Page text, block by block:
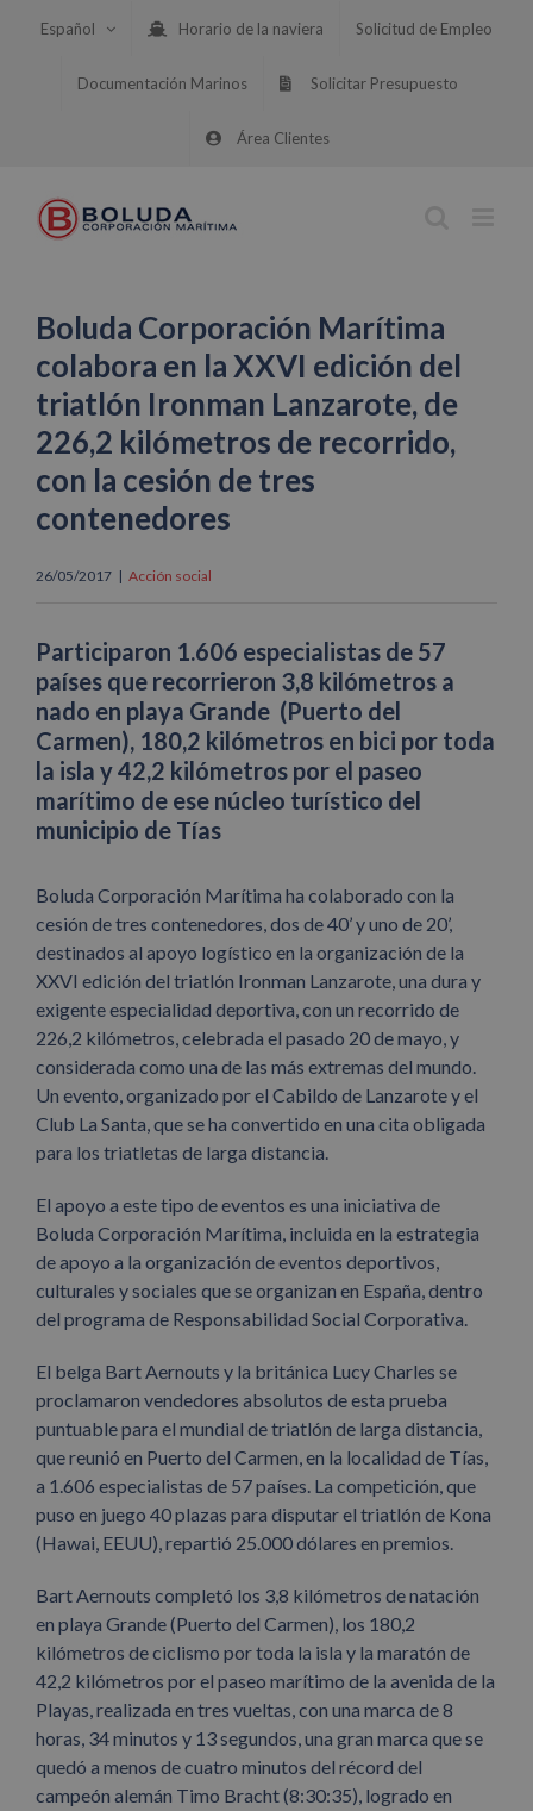
Español Horario de la naviera Solicitud de Empleo
Documentación Marinos Solicitar Presupuesto
Área Clientes
Boluda Corporación Marítima
colabora en la XXVI edición del
triatlón Ironman Lanzarote, de
226,2 kilómetros de recorrido,
con la cesión de tres
contenedores
26/05/2017 | Acción social
Participaron 1.606 especialistas de 57
países que recorrieron 3,8 kilómetros a
nado en playa Grande (Puerto del
Carmen), 180,2 kilómetros en bici por toda
la isla y 42,2 kilómetros por el paseo
marítimo de ese núcleo turístico del
municipio de Tías
Boluda Corporación Marítima ha colaborado con la
cesión de tres contenedores, dos de 40’ y uno de 20’,
destinados al apoyo logístico en la organización de la
XXVI edición del triatlón Ironman Lanzarote, una dura y
exigente especialidad deportiva, con un recorrido de
226,2 kilómetros, celebrada el pasado 20 de mayo, y
considerada como una de las más extremas del mundo.
Un evento, organizado por el Cabildo de Lanzarote y el
Club La Santa, que se ha convertido en una cita obligada
para los triatletas de larga distancia.
El apoyo a este tipo de eventos es una iniciativa de
Boluda Corporación Marítima, incluida en la estrategia
de apoyo a la organización de eventos deportivos,
culturales y sociales que se organizan en España, dentro
del programa de Responsabilidad Social Corporativa.
El belga Bart Aernouts y la británica Lucy Charles se
proclamaron vendedores absolutos de esta prueba
puntuable para el mundial de triatlón de larga distancia,
que reunió en Puerto del Carmen, en la localidad de Tías,
a 1.606 especialistas de 57 países. La competición, que
puso en juego 40 plazas para disputar el triatlón de Kona
(Hawai, EEUU), repartió 25.000 dólares en premios.
Bart Aernouts completó los 3,8 kilómetros de natación
en playa Grande (Puerto del Carmen), los 180,2
kilómetros de ciclismo por toda la isla y la maratón de
42,2 kilómetros por el paseo marítimo de la avenida de la
Playas, realizada en tres vueltas, con una marca de 8
horas, 34 minutos y 13 segundos, una gran marca que se
quedó a menos de cuatro minutos del récord del
campeón alemán Timo Bracht (8:30:35), logrado en